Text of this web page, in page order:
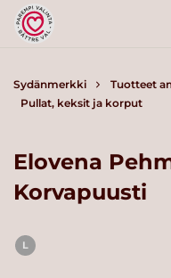
Sydänmerkki Tuotteet
Pullat, keksit ja korput
Elovena
Korvapuusti
L